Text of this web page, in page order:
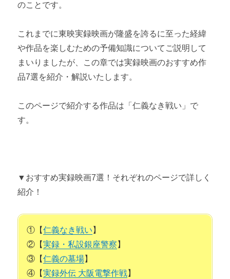
第3章 おすすめ実録映画7選
仁義なき戦い 【おすすめ実録映画（ヤクザ映画）7選】
実録・私設銀座警察 【おすすめ実録映画（ヤクザ映画）7選】
仁義の墓場 【おすすめ実録映画（ヤクザ映画）7選】
第4章 実録映画の魅力的な俳優6選
菅原文太 【実録映画（ヤクザ映画）の魅力的な俳優6選】
のことです。
これまでに東映実録映画が隆盛を誇るに至った経緯
や作品を楽しむための予備知識についてご説明して
まいりましたが、この章では実録映画のおすすめ作
品7選を紹介・解説いたします。
このページで紹介する作品は「仁義なき戦い」で
す。
▼おすすめ実録映画7選！それぞれのページで詳しく
紹介！
①【仁義なき戦い 】
②【実録・私設銀座警察 】
③【仁義の墓場】
④【実録外伝 大阪電撃作戦】